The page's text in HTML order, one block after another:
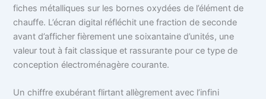
fiches métalliques sur les bornes oxydées de l’élément de
chauffe. L’écran digital réfléchit une fraction de seconde
avant d’afficher fièrement une soixantaine d’unités, une
valeur tout à fait classique et rassurante pour ce type de
conception électroménagère courante.
Un chiffre exubérant flirtant allègrement avec l’infini